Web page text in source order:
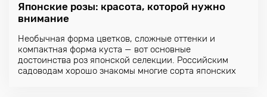
Японские розы: красота, которой нужно
внимание
Необычная форма цветков, сложные оттенки и
компактная форма куста — вот основные
достоинства роз японской селекции. Российским
садоводам хорошо знакомы многие сорта японских